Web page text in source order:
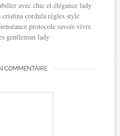
avec chic et élégance lady
cordula règles style
protocole savoir-vivre
gentleman lady
COMMENTAIRE